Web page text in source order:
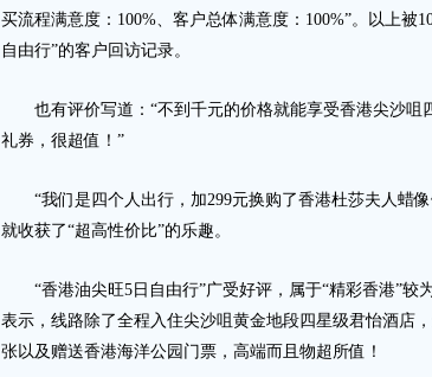
买流程满意度：100%、客户总体满意度：100%”。以上被
自由行”的客户回访记录。
也有评价写道：“不到千元的价格就能享受香港尖沙咀
礼券，很超值！”
“我们是四个人出行，加299元换购了香港杜莎夫人蜡像
就收获了“超高性价比”的乐趣。
“香港油尖旺5日自由行”广受好评，属于“精彩香港”较
表示，线路除了全程入住尖沙咀黄金地段四星级君怡酒店
张以及赠送香港海洋公园门票，高端而且物超所值！